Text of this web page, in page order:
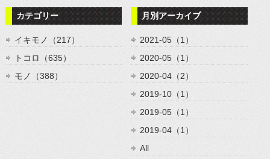
カテゴリー
イキモノ（217）
トコロ（635）
モノ（388）
月別アーカイブ
2021-05（1）
2020-05（1）
2020-04（2）
2019-10（1）
2019-05（1）
2019-04（1）
All